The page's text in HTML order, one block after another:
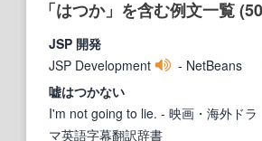
「はつか」を含む例文一覧
JSP 開発
JSP Development
- NetBeans
嘘はつかない
I'm not going to lie. - 映画・海外ドラ
マ英語字幕翻訳辞書